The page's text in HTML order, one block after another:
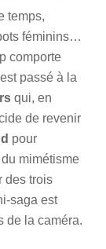
temps,
féminins…
comporte
passé à la
qui, en
de revenir
pour
mimétisme
des trois
saga est
de la caméra.